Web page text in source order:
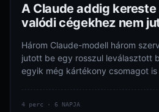
A Claude addig
valódi cégekhez nem
Három Claude-modell három
jutott be egy rosszul leválasztott
egyik még kártékony csomagot
4 perc · 6 NAPJA